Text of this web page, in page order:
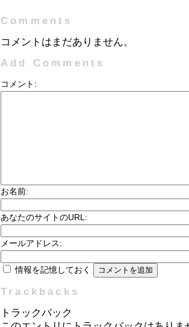
Comments
コメントはまだありません。
Add Comments
コメント:
お名前:
あなたのサイトのURL:
メールアドレス:
情報を記憶しておく
Trackbacks
トラックバック